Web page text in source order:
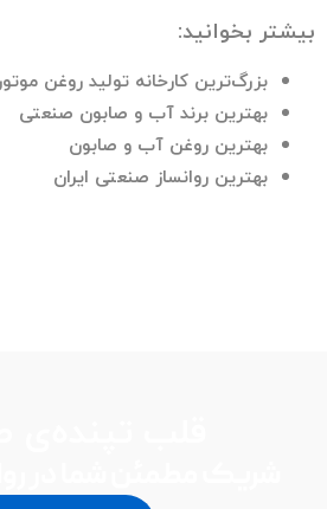
کارخانه‌ تولید روغن موتور در تبریز
برند آب و صابون صنعتی
روغن آب و صابون
روانساز صنعتی ایران